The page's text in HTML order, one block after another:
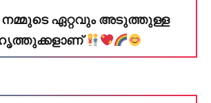
ഏറ്റവും അടുത്തുള്ള